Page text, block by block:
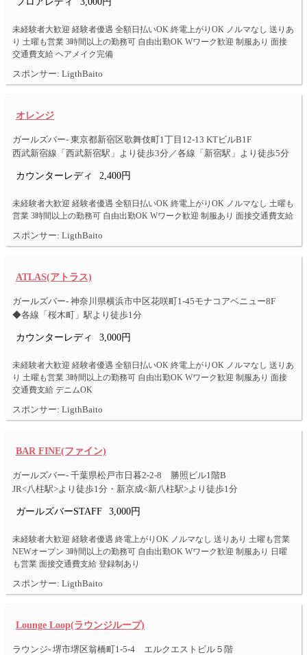
未経験者大歓迎 経験者優遇 全額日払いOK 終電上がりOK ノルマなし 送りあ
り 土曜も営業 3時間以上の勤務可 自由出勤OK Wワーク歓迎 制服あり 面接
交通費支給 ヘアメイク完備
スポンサー: LigthBaito
オレンジ
ガールズバー- 東京都新宿区歌舞伎町1丁目12-13 KTビルB1F
西武新宿線「西武新宿駅」より徒歩3分／各線「新宿駅」より徒歩5分
カウンターレディ 2,400円
未経験者大歓迎 経験者優遇 全額日払いOK 終電上がりOK ノルマなし 土曜も
営業 3時間以上の勤務可 自由出勤OK Wワーク歓迎 制服あり 面接交通費支給
スポンサー: LigthBaito
ATLAS(アトラス)
ガールズバー- 神奈川県横浜市中区花咲町1-45モナコアベニュー8F
◆各線「桜木町」駅より徒歩1分
カウンターレディ 3,000円
未経験者大歓迎 経験者優遇 全額日払いOK 終電上がりOK ノルマなし 送りあ
り 土曜も営業 3時間以上の勤務可 自由出勤OK Wワーク歓迎 制服あり 面接
交通費支給 デニムOK
スポンサー: LigthBaito
BAR FINE(ファイン)
ガールズバー- 千葉県松戸市日暮2-2-8 勝照ビル1階B
JR<八柱駅>より徒歩1分・新京成<新八柱駅>より徒歩1分
ガールズバーSTAFF 3,000円
未経験者大歓迎 経験者優遇 終電上がりOK ノルマなし 送りあり 土曜も営業
NEWオープン 3時間以上の勤務可 自由出勤OK Wワーク歓迎 制服あり 日曜
も営業 面接交通費支給 登録制あり
スポンサー: LigthBaito
Lounge Loop(ラウンジループ)
ラウンジ- 堺市堺区翁橋町1-5-4 エルクエストビル５階